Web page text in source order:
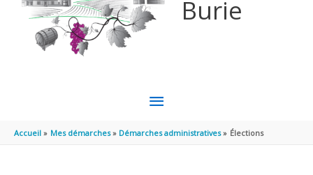
Burie
MENU
PRINCIPAL
Accueil Mes démarches Démarches administratives Élections